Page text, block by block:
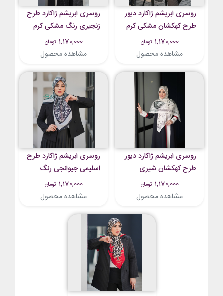
روسری ابریشم ژاکارد دیور
طرح کهکشان مشکی کرم
روشن تیره1,170,000 تومان
مشاهده محصول
روسری ابریشم ژاکارد طرح
زنجیری رنگ مشکی کرم
1,170,000 تومان
مشاهده محصول
روسری ابریشم ژاکارد دیور
طرح کهکشان شیری
1,170,000 تومان
مشاهده محصول
روسری ابریشم ژاکارد طرح
اسلیمی جیوانجی رنگ
مشکی طوسی
1,170,000 تومان
مشاهده محصول